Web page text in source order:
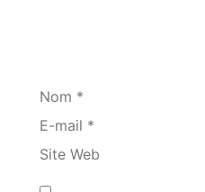
Nom *
E-mail *
Site Web